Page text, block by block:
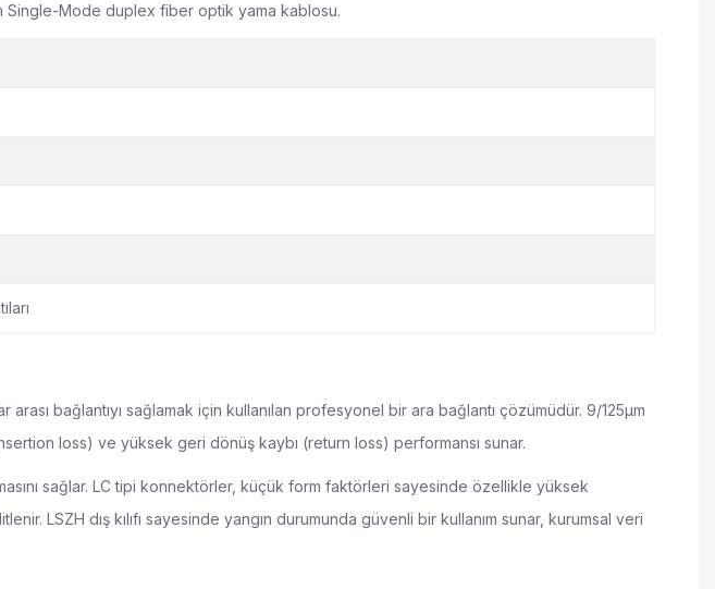
Single-Mode duplex fiber optik yama kablosu.
bağlantıyı sağlamak için kullanılan profesyonel bir ara bağlantı çözümüdür. 9/125µm
loss) ve yüksek geri dönüş kaybı (return loss) performansı sunar.
sağlar. LC tipi konnektörler, küçük form faktörleri sayesinde özellikle yüksek
LSZH dış kılıfı sayesinde yangın durumunda güvenli bir kullanım sunar, kurumsal veri